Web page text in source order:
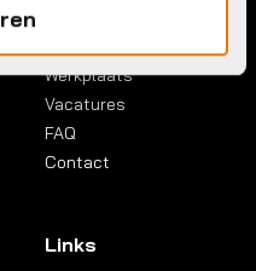
Werkplaats
Vacatures
FAQ
Contact
Links